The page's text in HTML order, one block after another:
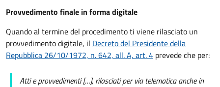
Provvedimento finale in forma digitale
Quando al termine del procedimento ti viene rilasciato un
provvedimento digitale, il Decreto del Presidente della
Repubblica 26/10/1972, n. 642, all. A, art. 4 prevede che per:
Atti e provvedimenti […], rilasciati per via telematica anche in